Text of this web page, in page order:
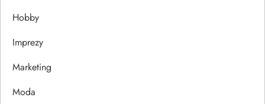
a
w
p
Hobby
Imprezy
Marketing
Moda